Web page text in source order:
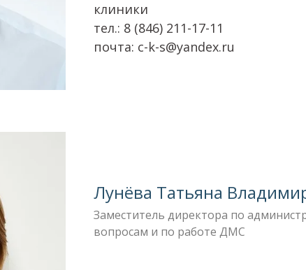
клиники
тел.: 8 (846) 211-17-11
почта: c-k-s@yandex.ru
Лунёва Татьяна
Заместитель директора по
вопросам и по работе ДМС